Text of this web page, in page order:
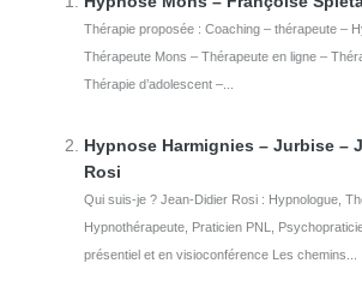
Thérapie proposée : Coaching – thérapeute –
Thérapeute Mons – Thérapeute en ligne –
Thérapie d’adolescent –...
Hypnose Harmignies – Jurbise –
Rosi
Qui suis-je ? Jean-Didier Rosi : Hypnologue,
Hypnothérapeute, Praticien PNL,
présentiel et en visioconférence Les chemins...